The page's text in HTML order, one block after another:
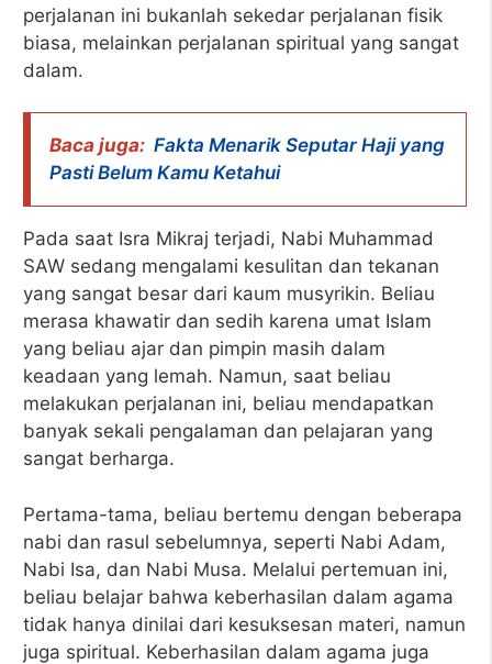
perjalanan ini bukanlah sekedar perjalanan fisik
biasa, melainkan perjalanan spiritual yang sangat
dalam.
Baca juga: Fakta Menarik Seputar Haji yang
Pasti Belum Kamu Ketahui
Pada saat Isra Mikraj terjadi, Nabi Muhammad
SAW sedang mengalami kesulitan dan tekanan
yang sangat besar dari kaum musyrikin. Beliau
merasa khawatir dan sedih karena umat Islam
yang beliau ajar dan pimpin masih dalam
keadaan yang lemah. Namun, saat beliau
melakukan perjalanan ini, beliau mendapatkan
banyak sekali pengalaman dan pelajaran yang
sangat berharga.
Pertama-tama, beliau bertemu dengan beberapa
nabi dan rasul sebelumnya, seperti Nabi Adam,
Nabi Isa, dan Nabi Musa. Melalui pertemuan ini,
beliau belajar bahwa keberhasilan dalam agama
tidak hanya dinilai dari kesuksesan materi, namun
juga spiritual. Keberhasilan dalam agama juga